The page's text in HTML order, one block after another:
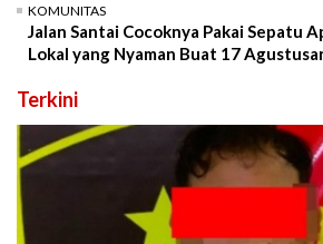
KOMUNITAS
Jalan Santai Cocoknya Pakai Sepatu
Lokal yang Nyaman Buat 17
Terkini